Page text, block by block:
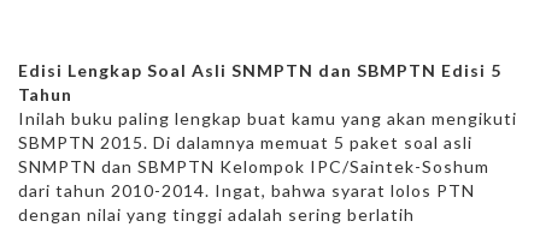
Edisi Lengkap Soal Asli SNMPTN dan SBMPTN Edisi 5
Tahun
Inilah buku paling lengkap buat kamu yang akan mengikuti
SBMPTN 2015. Di dalamnya memuat 5 paket soal asli
SNMPTN dan SBMPTN Kelompok IPC/Saintek-Soshum
dari tahun 2010-2014. Ingat, bahwa syarat lolos PTN
dengan nilai yang tinggi adalah sering berlatih